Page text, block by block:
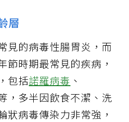
層
見的病毒性腸胃炎，而
節時期最常見的疾病，
包括諾羅病毒 、
，多半因飲食不潔、洗
狀病毒傳染力非常強，